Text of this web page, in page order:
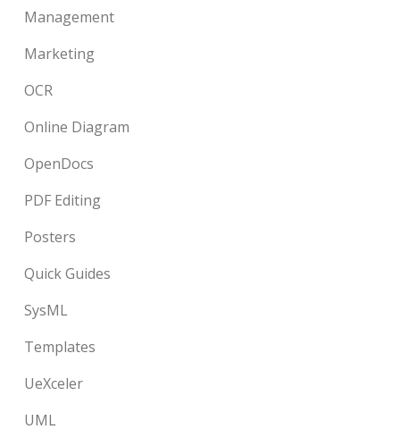
Management
Marketing
OCR
Online Diagram
OpenDocs
PDF Editing
Posters
Quick Guides
SysML
Templates
UeXceler
UML